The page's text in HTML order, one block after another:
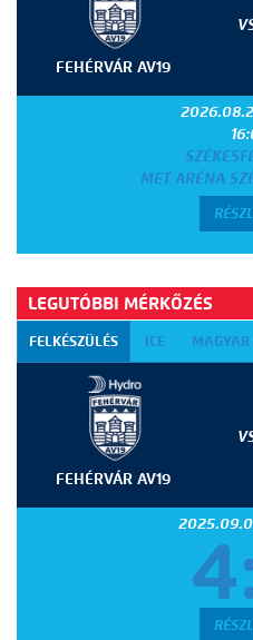
FEHÉRVÁR AV19
MET ARÉNA
LEGUTÓBBI MÉRKŐZÉS
FELKÉSZÜLÉS ICE
FEHÉRVÁR AV19